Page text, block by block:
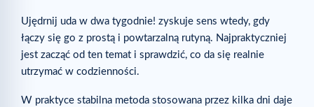
Ujędrnij uda w dwa tygodnie! zyskuje sens wtedy, gdy
łączy się go z prostą i powtarzalną rutyną. Najpraktyczniej
jest zacząć od ten temat i sprawdzić, co da się realnie
utrzymać w codzienności.
W praktyce stabilna metoda stosowana przez kilka dni daje